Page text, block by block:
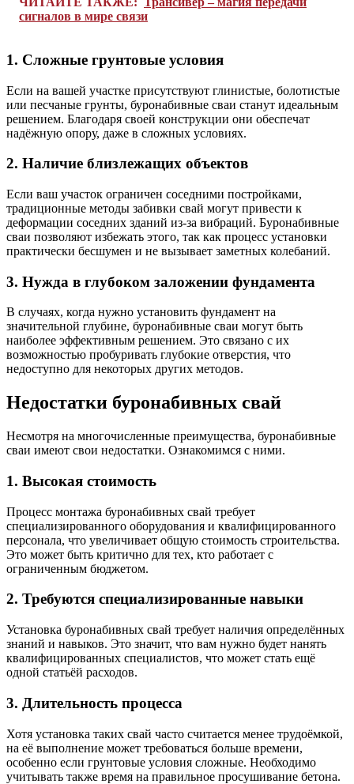
сигналов в мире связи
1. Сложные грунтовые условия
Если на вашей участке присутствуют глинистые, болотистые
или песчаные грунты, буронабивные сваи станут идеальным
решением. Благодаря своей конструкции они обеспечат
надёжную опору, даже в сложных условиях.
2. Наличие близлежащих объектов
Если ваш участок ограничен соседними постройками,
традиционные методы забивки свай могут привести к
деформации соседних зданий из-за вибраций. Буронабивные
сваи позволяют избежать этого, так как процесс установки
практически бесшумен и не вызывает заметных колебаний.
3. Нужда в глубоком заложении фундамента
В случаях, когда нужно установить фундамент на
значительной глубине, буронабивные сваи могут быть
наиболее эффективным решением. Это связано с их
возможностью пробуривать глубокие отверстия, что
недоступно для некоторых других методов.
Недостатки буронабивных свай
Несмотря на многочисленные преимущества, буронабивные
сваи имеют свои недостатки. Ознакомимся с ними.
1. Высокая стоимость
Процесс монтажа буронабивных свай требует
специализированного оборудования и квалифицированного
персонала, что увеличивает общую стоимость строительства.
Это может быть критично для тех, кто работает с
ограниченным бюджетом.
2. Требуются специализированные навыки
Установка буронабивных свай требует наличия определённых
знаний и навыков. Это значит, что вам нужно будет нанять
квалифицированных специалистов, что может стать ещё
одной статьёй расходов.
3. Длительность процесса
Хотя установка таких свай часто считается менее трудоёмкой,
на её выполнение может требоваться больше времени,
особенно если грунтовые условия сложные. Необходимо
учитывать также время на правильное просушивание бетона.